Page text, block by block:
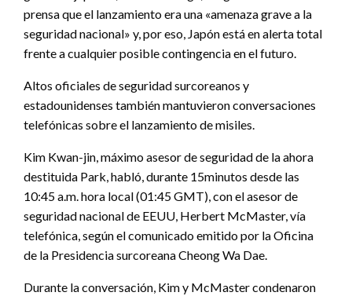
prensa que el lanzamiento era una «amenaza grave a la
seguridad nacional» y, por eso, Japón está en alerta total
frente a cualquier posible contingencia en el futuro.
Altos oficiales de seguridad surcoreanos y
estadounidenses también mantuvieron conversaciones
telefónicas sobre el lanzamiento de misiles.
Kim Kwan-jin, máximo asesor de seguridad de la ahora
destituida Park, habló, durante 15minutos desde las
10:45 a.m. hora local (01:45 GMT), con el asesor de
seguridad nacional de EEUU, Herbert McMaster, vía
telefónica, según el comunicado emitido por la Oficina
de la Presidencia surcoreana Cheong Wa Dae.
Durante la conversación, Kim y McMaster condenaron